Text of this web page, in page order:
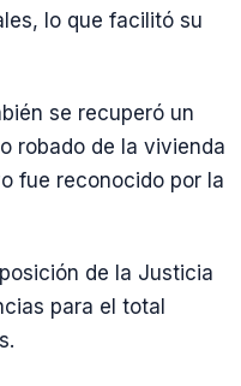
lo que facilitó su
se recuperó un
robado de la vivienda
fue reconocido por la
de la Justicia
para el total